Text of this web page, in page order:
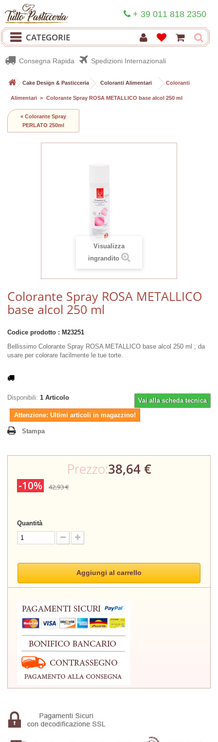
+ 39 011 818 2350
CATEGORIE
Consegna Rapida Spedizioni Internazionali
> Cake Design & Pasticceria >Coloranti Alimentari > Coloranti
Alimentari > Colorante Spray ROSA METALLICO base alcol 250 ml
« Colorante Spray
PERLATO 250ml
Visualizza
ingrandito
Colorante Spray ROSA METALLICO
base alcol 250 ml
Codice prodotto : M23251
Bellissimo Colorante Spray ROSA METALLICO base alcol 250 ml , da
usare per colorare facilmente le tue torte.
Vai alla scheda tecnica
Disponibili: 1 Articolo
Attenzione: Ultimi articoli in magazzino!
Stampa
Prezzo:38,64 €
-10% 42,93 €
Quantità
Aggiungi al carrello